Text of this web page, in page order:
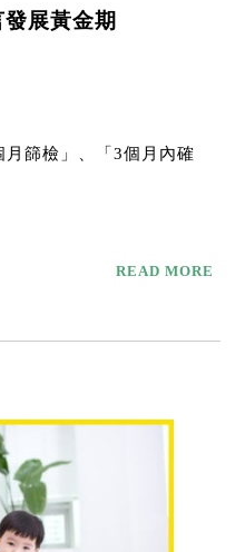
展黃金期
篩檢」、「3個月內確
READ MORE